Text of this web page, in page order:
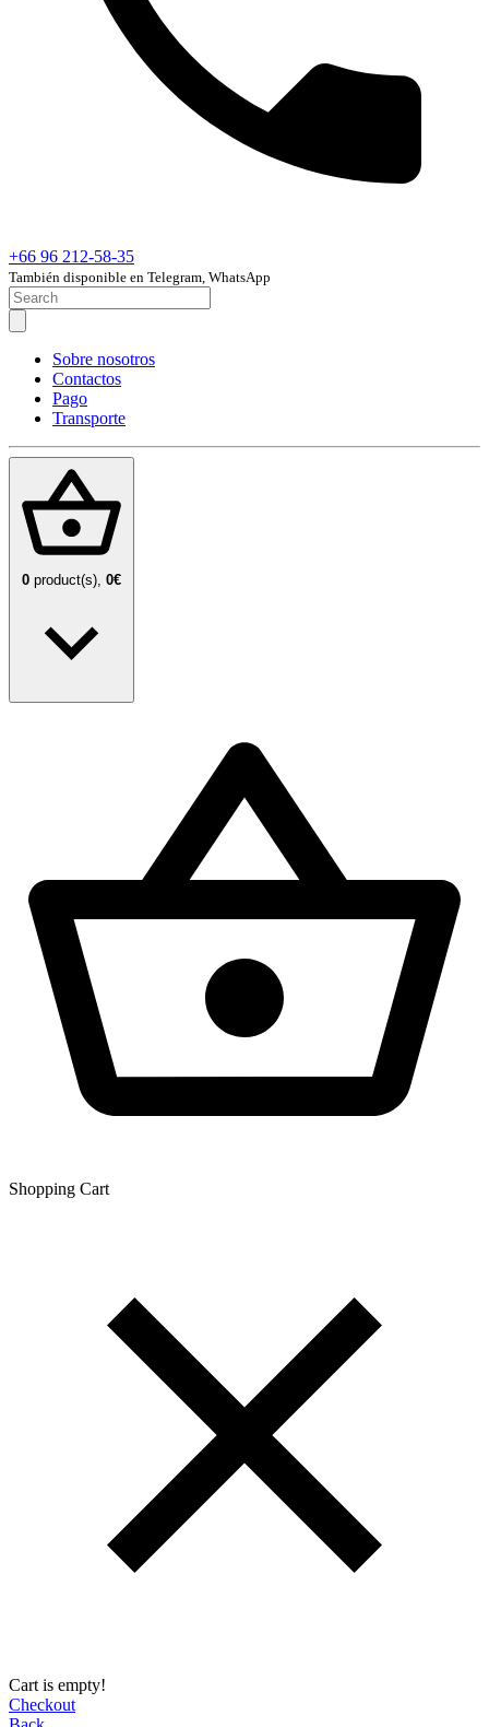
+66 96 212-58-35
También disponible en Telegram, WhatsApp
Sobre nosotros
Contactos
Pago
Transporte
0 product(s), 0€
Shopping Сart
Cart is empty!
Checkout